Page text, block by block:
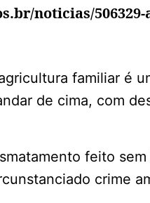
noticias/
familiar é
de cima, com
feito
crime